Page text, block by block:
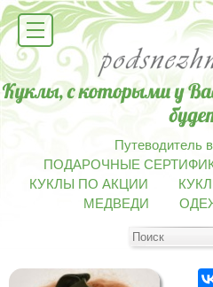
Путеводитель
ПОДАРОЧНЫЕ
КУКЛЫ ПО АКЦИИ
МЕДВЕДИ